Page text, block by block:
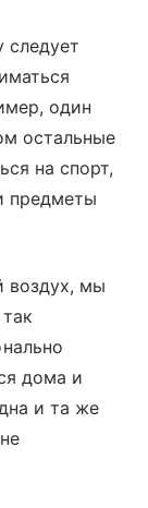
следует
один
остальные
на спорт,
предметы
воздух, мы
дома и
и та же